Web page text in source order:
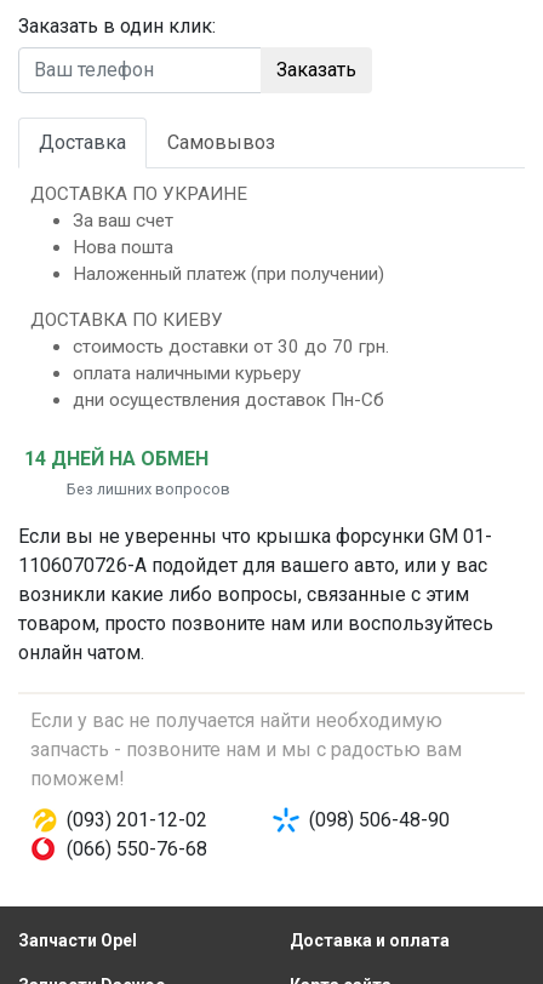
Заказать в один клик:
Заказать
Доставка Самовывоз
ДОСТАВКА ПО УКРАИНЕ
За ваш счет
Нова пошта
Наложенный платеж (при получении)
ДОСТАВКА ПО КИЕВУ
стоимость доставки от 30 до 70 грн.
оплата наличными курьеру
дни осуществления доставок Пн-Сб
14 ДНЕЙ НА ОБМЕН
Без лишних вопросов
Если вы не уверенны что крышка форсунки GM 01-
1106070726-A подойдет для вашего авто, или у вас
возникли какие либо вопросы, связанные с этим
товаром, просто позвоните нам или воспользуйтесь
онлайн чатом.
Если у вас не получается найти необходимую
запчасть - позвоните нам и мы с радостью вам
поможем!
(093) 201-12-02
(098) 506-48-90
(066) 550-76-68
Запчасти Opel Доставка и оплата